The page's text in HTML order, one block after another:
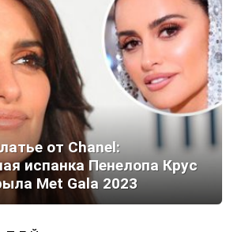
от Chanel:
испанка Пенелопа Крус
Met Gala 2023